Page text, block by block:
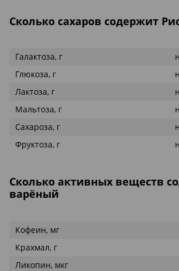
Сколько сахаров содержит
Галактоза, г
Глюкоза, г
Лактоза, г
Мальтоза, г
Сахароза, г
Фруктоза, г
Сколько активных веществ
варёный
Кофеин, мг
Крахмал, г
Ликопин, мкг